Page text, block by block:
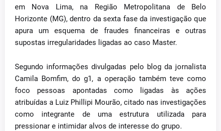
em Nova Lima, na Região Metropolitana de Belo
Horizonte (MG), dentro da sexta fase da investigação que
apura um esquema de fraudes financeiras e outras
supostas irregularidades ligadas ao caso Master.
Segundo informações divulgadas pelo blog da jornalista
Camila Bomfim, do g1, a operação também teve como
foco pessoas apontadas como ligadas às ações
atribuídas a Luiz Phillipi Mourão, citado nas investigações
como integrante de uma estrutura utilizada para
pressionar e intimidar alvos de interesse do grupo.